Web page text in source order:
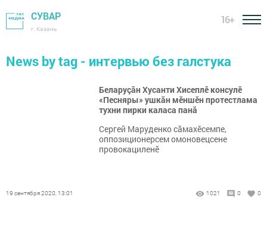
СУВАР
г. Казань
16+
News by tag - интервью без галстука
Беларуçăн Хусанти Хисеплӗ консулӗ
«Песняры» ушкăн мӗншӗн протестлама
тухни пирки каласа панă
Сергей Маруденко сăмахӗсемпе,
оппозиционерсем омоновецсене
провокациленӗ
19 сентября 2020, 13:01 1021 0 0